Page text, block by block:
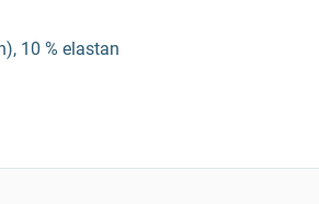
10 % elastan